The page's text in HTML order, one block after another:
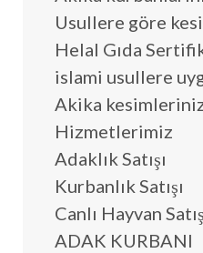
Usullere göre
Helal Gıda
islami usullere
Akika
Hizmetlerimiz
Adaklık Satışı
Kurbanlık Satışı
Canlı Hayvan
ADAK KURBANI